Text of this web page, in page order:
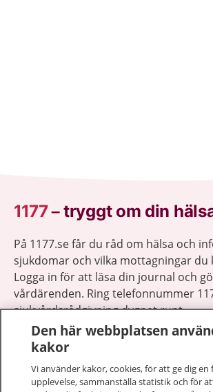
1177–tryggt om din
På 1177.se får du råd om hälsa och
sjukdomar och vilka mottagningar du
Logga in för att läsa din journal och
vårdärenden. Ring telefonnummer
sjukvårdsrådgivning dygnet runt.
1177 ger dig råd när du vill må bättre.
Den här webbplatsen
kakor
Vi använder kakor, cookies, för att ge dig
upplevelse, sammanställa statistik och för